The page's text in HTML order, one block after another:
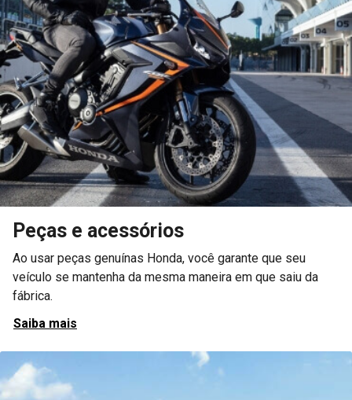
Assistência técnica
de falta de combustível, perda ou quebra de chaves e
muito mais.